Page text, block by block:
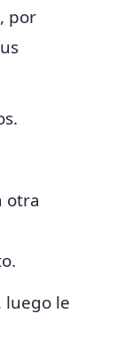
por
otra
luego le